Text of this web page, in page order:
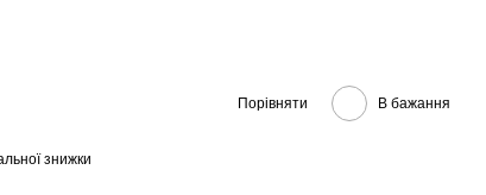
Порівняти В бажання
знижки